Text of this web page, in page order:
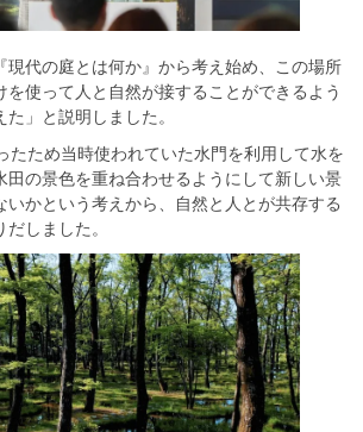
現代の庭とは何か』から考え始め、この場所
を使って人と自然が接することができるよう
」と説明しました。
たため当時使われていた水門を利用して水を
田の景色を重ね合わせるようにして新しい景
いかという考えから、自然と人とが共存する
しました。